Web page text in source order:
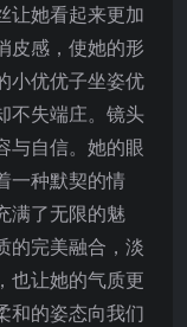
让她看起来更加
皮感，使她的形
小优优子坐姿优
不失端庄。镜头
与自信。她的眼
一种默契的情
满了无限的魅
的完美融合，淡
也让她的气质更
和的姿态向我们